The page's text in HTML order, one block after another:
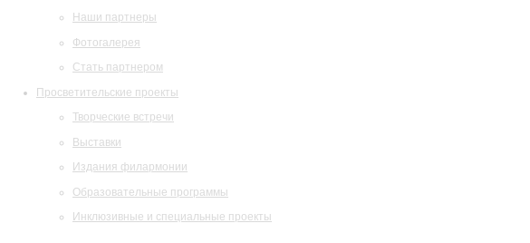
Наши партнеры
Фотогалерея
Стать партнером
Просветительские проекты
Творческие встречи
Выставки
Издания филармонии
Образовательные программы
Инклюзивные и специальные проекты